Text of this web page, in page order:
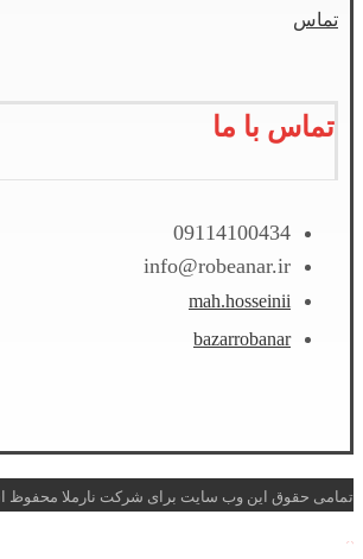
تماس
تماس با ما
09114100434
info@robeanar.ir
mah.hosseinii
bazarrobanar
تمامی حقوق این وب سایت برای شرکت نارملا محفوظ